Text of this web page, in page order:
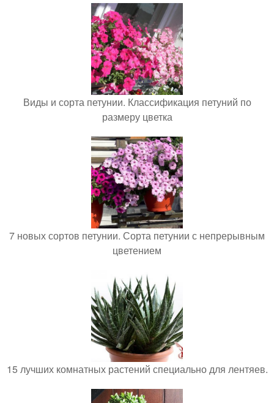
Виды и сорта петунии. Классификация петуний по
размеру цветка
7 новых сортов петунии. Сорта петунии с непрерывным
цветением
15 лучших комнатных растений специально для лентяев.